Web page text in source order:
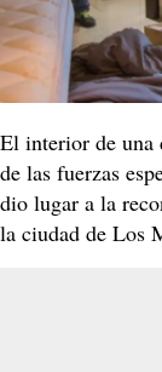
El interior de una
de las fuerzas
dio lugar a la
la ciudad de Los